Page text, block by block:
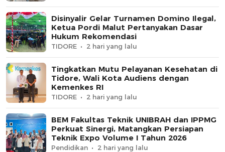
Disinyalir Gelar Turnamen Domino Ilegal,
Ketua Pordi Malut Pertanyakan Dasar
Hukum Rekomendasi
TIDORE 2 hari yang lalu
Tingkatkan Mutu Pelayanan Kesehatan di
Tidore, Wali Kota Audiens dengan
Kemenkes RI
TIDORE 2 hari yang lalu
BEM Fakultas Teknik UNIBRAH dan IPPMG
Perkuat Sinergi, Matangkan Persiapan
Teknik Expo Volume I Tahun 2026
Pendidikan 2 hari yang lalu